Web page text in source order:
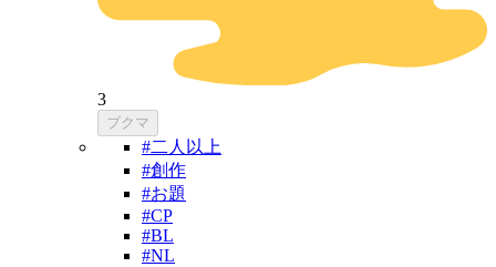
3
ブクマ
#二人以上
#創作
#お題
#CP
#BL
#NL